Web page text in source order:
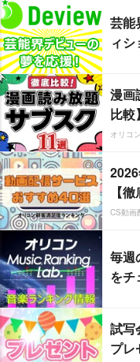
芸能
ィ
漫画
比較】
オリコ
【
CS動画
毎週
をチ
試写
プレ